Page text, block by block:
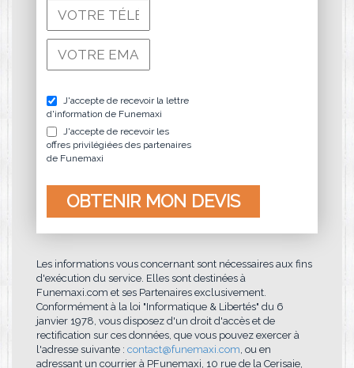
J'accepte de recevoir la lettre
d'information de Funemaxi
J'accepte de recevoir les
offres privilégiées des partenaires
de Funemaxi
Les informations vous concernant sont nécessaires aux fins
d'exécution du service. Elles sont destinées à
Funemaxi.com et ses Partenaires exclusivement.
Conformément à la loi "Informatique & Libertés" du 6
janvier 1978, vous disposez d'un droit d'accès et de
rectification sur ces données, que vous pouvez exercer à
l'adresse suivante :contact@funemaxi.com, ou en
adressant un courrier à PFunemaxi, 10 rue de la Cerisaie,